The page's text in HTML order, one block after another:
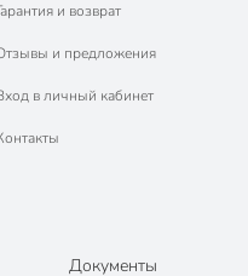
и возврат
и предложения
в личный кабинет
Документы